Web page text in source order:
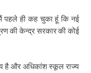
पहले ही कह चुका हूंं कि नई
की केन्द्र सरकार की कोई
है और अधिकांश स्कूल राज्य